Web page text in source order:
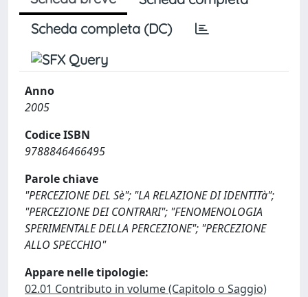
Scheda completa (DC)
Anno
2005
Codice ISBN
9788846466495
Parole chiave
"PERCEZIONE DEL Sè"; "LA RELAZIONE DI IDENTITà";
"PERCEZIONE DEI CONTRARI"; "FENOMENOLOGIA
SPERIMENTALE DELLA PERCEZIONE"; "PERCEZIONE
ALLO SPECCHIO"
Appare nelle tipologie:
02.01 Contributo in volume (Capitolo o Saggio)